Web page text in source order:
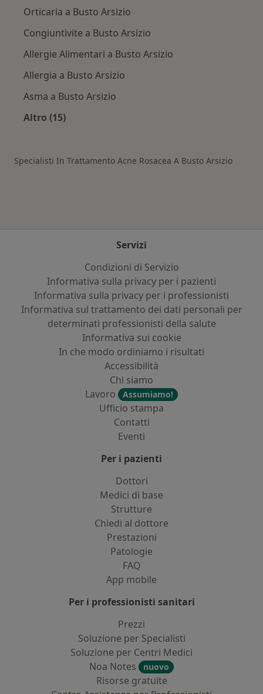
Orticaria a Busto Arsizio
Congiuntivite a Busto Arsizio
Allergie Alimentari a Busto Arsizio
Allergia a Busto Arsizio
Asma a Busto Arsizio
Altro (15)
Specialisti In Trattamento Acne Rosacea A Busto Arsizio
Servizi
Condizioni di Servizio
Informativa sulla privacy per i pazienti
Informativa sulla privacy per i professionisti
Informativa sul trattamento dei dati personali per
determinati professionisti della salute
Informativa sui cookie
In che modo ordiniamo i risultati
Accessibilità
Chi siamo
Lavoro
Assumiamo!
Ufficio stampa
Contatti
Eventi
Per i pazienti
Dottori
Medici di base
Strutture
Chiedi al dottore
Prestazioni
Patologie
FAQ
App mobile
Per i professionisti sanitari
Prezzi
Soluzione per Specialisti
Soluzione per Centri Medici
Noa Notes
nuovo
Risorse gratuite